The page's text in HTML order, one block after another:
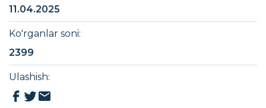
11.04.2025
Ko'rganlar soni:
2399
Ulashish: